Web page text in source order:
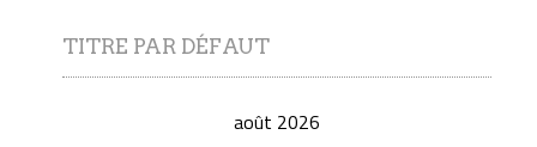
TITRE PAR DÉFAUT
août 2026